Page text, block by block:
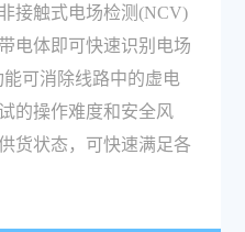
接触式电场检测(NCV)
电体即可快速识别电场
可消除线路中的虚电
的操作难度和安全风
货状态，可快速满足各